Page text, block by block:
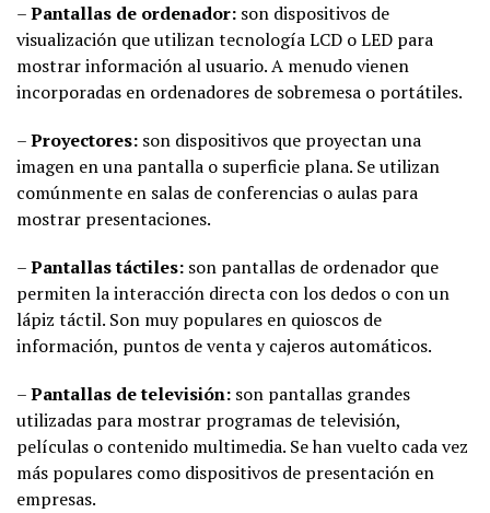
–Pantallas de ordenador: son dispositivos de
visualización que utilizan tecnología LCD o LED para
mostrar información al usuario. A menudo vienen
incorporadas en ordenadores de sobremesa o portátiles.
–Proyectores: son dispositivos que proyectan una
imagen en una pantalla o superficie plana. Se utilizan
comúnmente en salas de conferencias o aulas para
mostrar presentaciones.
–Pantallas táctiles: son pantallas de ordenador que
permiten la interacción directa con los dedos o con un
lápiz táctil. Son muy populares en quioscos de
información, puntos de venta y cajeros automáticos.
–Pantallas de televisión: son pantallas grandes
utilizadas para mostrar programas de televisión,
películas o contenido multimedia. Se han vuelto cada vez
más populares como dispositivos de presentación en
empresas.